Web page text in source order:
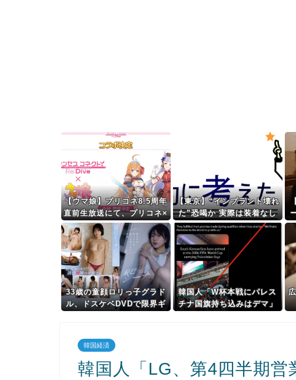
【ウマ娘】プリコネ8.5周年
直前生放送にて、プリコネ×
ウマ娘コラボの開催につい
て告知が！？今秋予定で詳
細については後日発表との
こと。※動画リンク有
【東京】“インプラント壊れ
た”恐喝か 実際は装着なし
55歳男逮捕「100件で4000
万円得た」
33歳の童顔ロリっ子グラド
ル、ドスケベDVDで限界ギ
だけが知っている隣のお姉
さんの秘密」の動画＆画像
まとめ！
韓国人「W杯本戦にパレス
チナ国旗持ち込みはデマ」
韓国経済
韓国人「LG、第4四半期営